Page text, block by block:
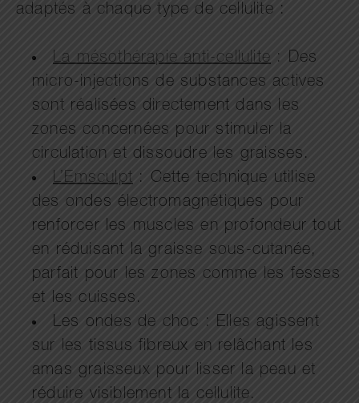
adaptés à chaque type de cellulite :
La mésothérapie anti-cellulite : Des
micro-injections de substances actives
sont réalisées directement dans les
zones concernées pour stimuler la
circulation et dissoudre les graisses.
L’Emsculpt : Cette technique utilise
des ondes électromagnétiques pour
renforcer les muscles en profondeur tout
en réduisant la graisse sous-cutanée,
parfait pour les zones comme les fesses
et les cuisses.
Les ondes de choc : Elles agissent
sur les tissus fibreux en relâchant les
amas graisseux pour lisser la peau et
réduire visiblement la cellulite.